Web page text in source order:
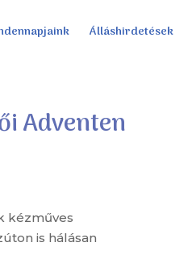
Álláshirdetések
Adventen
kézműves
is hálásan